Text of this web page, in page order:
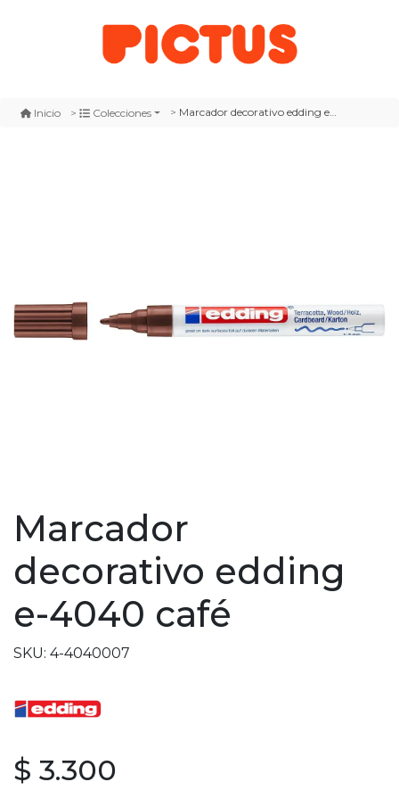
Inicio Colecciones Marcador decorativo edding e-4040 café
Marcador
decorativo edding
e-4040 café
SKU: 4-4040007
$ 3.300